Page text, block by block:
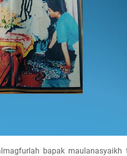
bapak maulanasyaikh